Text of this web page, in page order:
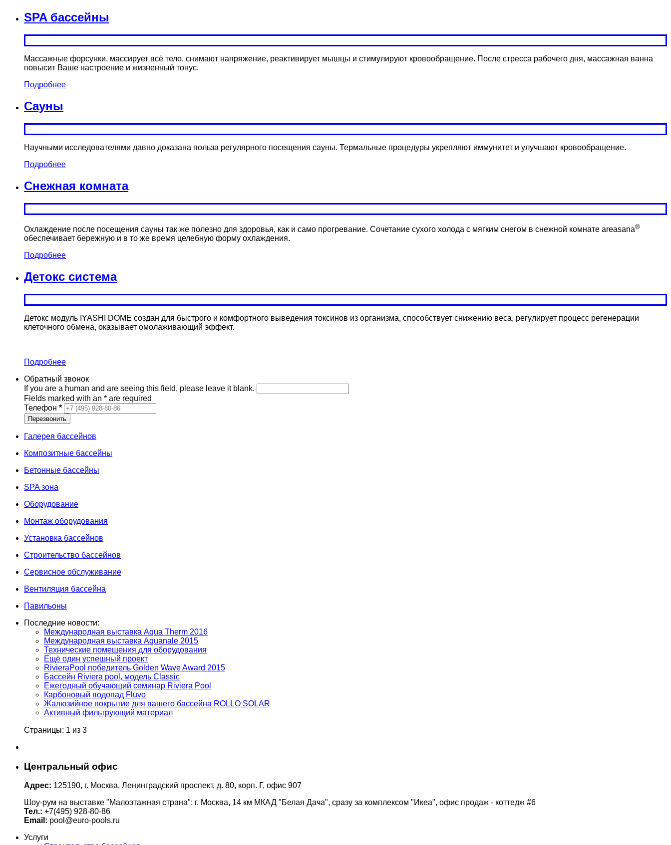
SPA бассейны
Массажные форсунки, массирует всё тело, снимают напряжение, реактивирует мышцы и стимулируют кровообращение. После стресса рабочего дня, массажная ванна
повысит Ваше настроение и жизненный тонус.
Подробнее
Сауны
Научными исследователями давно доказана польза регулярного посещения сауны. Термальные процедуры укрепляют иммунитет и улучшают кровообращение.
Подробнее
Снежная комната
Охлаждение после посещения сауны так же полезно для здоровья, как и само прогревание. Сочетание сухого холода с мягким снегом в снежной комнате areasana®
обеспечивает бережную и в то же время целебную форму охлаждения.
Подробнее
Детокс система
Детокс модуль IYASHI DOME создан для быстрого и комфортного выведения токсинов из организма, способствует снижению веса, регулирует процесс регенерации
клеточного обмена, оказывает омолаживающий эффект.
Подробнее
Обратный звонок
If you are a human and are seeing this field, please leave it blank.
Fields marked with an * are required
Телефон *
Галерея бассейнов
Композитные бассейны
Бетонные бассейны
SPA зона
Оборудование
Монтаж оборудования
Установка бассейнов
Строительство бассейнов
Сервисное обслуживание
Вентиляция бассейна
Павильоны
Последние новости:
Международная выставка Aqua Therm 2016
Международная выставка Aquanale 2015
Технические помещения для оборудования
Ещё один успешный проект
RivieraPool победитель Golden Wave Award 2015
Бассейн Riviera pool, модель Classic
Ежегодный обучающий семинар Riviera Pool
Карбоновый водопад Fluvo
Жалюзийное покрытие для вашего бассейна ROLLO SOLAR
Активный фильтрующий материал
Страницы: 1 из 3
Центральный офис
Адрес: 125190, г. Москва, Ленинградский проспект, д. 80, корп. Г, офис 907
Шоу-рум на выставке "Малоэтажная страна": г. Москва, 14 км МКАД "Белая Дача", сразу за комплексом "Икеа", офис продаж - коттедж #6
Тел.: +7(495) 928-80-86
Email: pool@euro-pools.ru
Услуги